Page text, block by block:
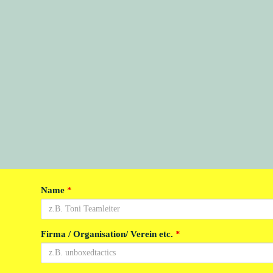
Name*
Firma / Organisation/ Verein etc.*